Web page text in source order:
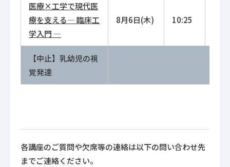
医療×工学で現代医
療を支える― 臨床工
学入門 ―
8月6日(木) 10:25
【中止】乳幼児の視
覚発達
各講座のご質問や欠席等の連絡は以下の問い合わせ先
までご連絡ください。